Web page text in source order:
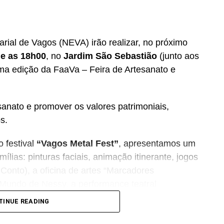
de Vagos (NEVA) irão realizar, no próximo
as 18h00, no Jardim São Sebastião (junto aos
edição da FaaVa – Feira de Artesanato e
e promover os valores patrimoniais,
festival “Vagos Metal Fest”, apresentamos um
pinturas faciais, animação itinerante, jogos
seguida de uma oficina de improvisão
READING